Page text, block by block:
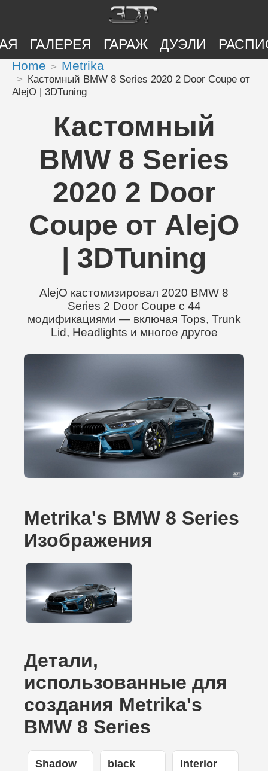
ГАЛЕРЕЯ ГАРАЖ ДУЭЛИ
Home Metrika
Кастомный BMW 8 Series 2020 2 Door Coupe от
AlejO | 3DTuning
Кастомный
BMW 8 Series
2020 2 Door
Coupe от AlejO
| 3DTuning
AlejO кастомизировал 2020 BMW 8
Series 2 Door Coupe с 44
модификациями — включая Tops, Trunk
Lid, Headlights и многое другое
Metrika's BMW 8 Series
Изображения
Детали,
использованные для
создания Metrika's
BMW 8 Series
Shadow black Interior